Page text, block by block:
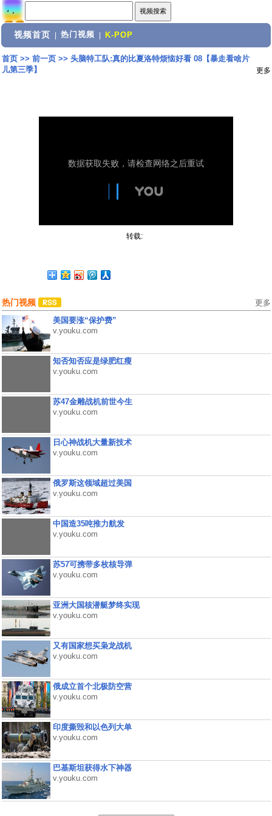
视频首页 热门视频 K-POP
首页>> 前一页>> 头脑特工队:真的比夏洛特烦恼好看 08【暴走看啥片
儿第三季】
更多
转载:
热门视频 更多
美国要涨“保护费”
v.youku.com
知否知否应是绿肥红瘦
v.youku.com
苏47金雕战机前世今生
v.youku.com
日心神战机大量新技术
v.youku.com
俄罗斯这领域超过美国
v.youku.com
中国造35吨推力航发
v.youku.com
苏57可携带多枚核导弹
v.youku.com
亚洲大国核潜艇梦终实现
v.youku.com
又有国家想买枭龙战机
v.youku.com
俄成立首个北极防空营
v.youku.com
印度撕毁和以色列大单
v.youku.com
巴基斯坦获得水下神器
v.youku.com